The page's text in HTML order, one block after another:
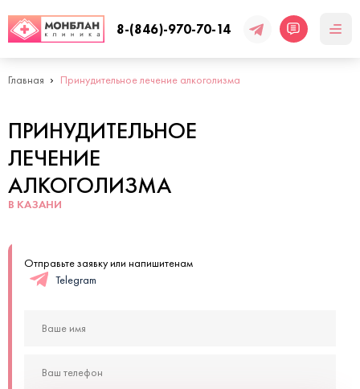
8-(846)-970-70-14
Главная Принудительное лечение алкоголизма
ПРИНУДИТЕЛЬНОЕ
ЛЕЧЕНИЕ
АЛКОГОЛИЗМА
В КАЗАНИ
Отправьте заявку или напишитенам
Telegram